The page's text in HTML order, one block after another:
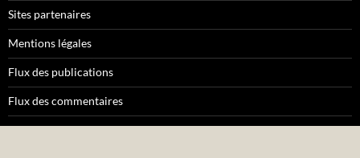
Sites partenaires
Mentions légales
Flux des publications
Flux des commentaires
A propos de moyenagepassion